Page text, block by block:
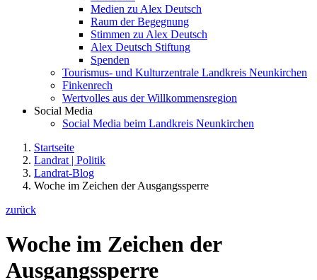
Medien zu Alex Deutsch
Raum der Begegnung
Stimmen zu Alex Deutsch
Alex Deutsch Stiftung
Spenden
Tourismus- und Kulturzentrale Landkreis Neunkirchen
Finkenrech
Wertvolles aus der Willkommensregion
Social Media
Social Media beim Landkreis Neunkirchen
Startseite
Landrat | Politik
Landrat-Blog
Woche im Zeichen der Ausgangssperre
zurück
Woche im Zeichen der
Ausgangssperre